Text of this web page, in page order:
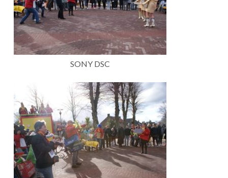
SONY DSC